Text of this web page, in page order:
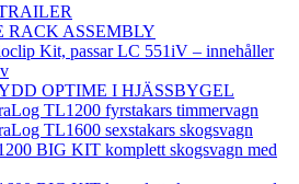
RACK ASSEMBLY
Kit, passar LC 551iV – innehåller
OPTIME I HJÄSSBYGEL
TL1200 fyrstakars timmervagn
TL1600 sexstakars skogsvagn
BIG KIT komplett skogsvagn med